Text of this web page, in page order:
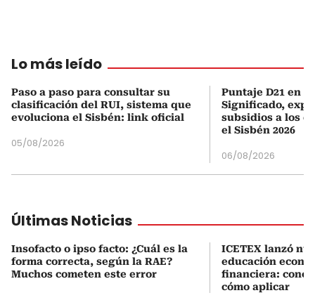
Lo más leído
Paso a paso para consultar su
clasificación del RUI, sistema que
evoluciona el Sisbén: link oficial
05/08/2026
Puntaje D21 en
Significado,
subsidios a los
el Sisbén 2026
06/08/2026
Últimas Noticias
Insofacto o ipso facto: ¿Cuál es la
forma correcta, según la RAE?
Muchos cometen este error
ICETEX lanzó
educación
financiera:
cómo aplicar